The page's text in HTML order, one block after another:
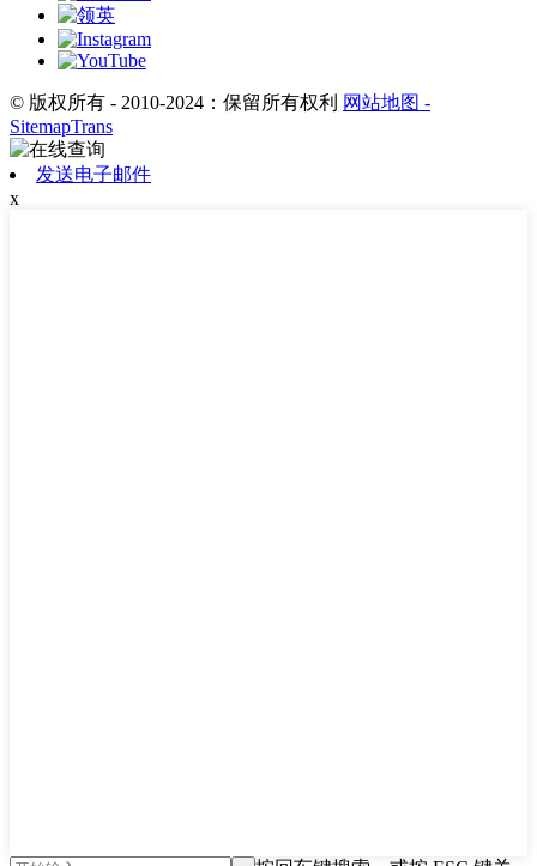
© 版权所有 - 2010-2024：保留所有权利 网站地图 -
SitemapTrans
发送电子邮件
x